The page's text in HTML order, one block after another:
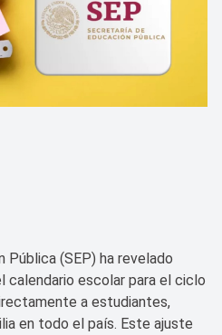
Pública (SEP) ha revelado
calendario escolar para el ciclo
a estudiantes,
en todo el país. Este ajuste